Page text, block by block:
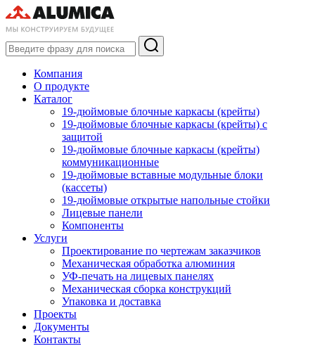
Компания
О продукте
Каталог
19-дюймовые блочные каркасы (крейты)
19-дюймовые блочные каркасы (крейты) с
защитой
19-дюймовые блочные каркасы (крейты)
коммуникационные
19-дюймовые вставные модульные блоки
(кассеты)
19-дюймовые открытые напольные стойки
Лицевые панели
Компоненты
Услуги
Проектирование по чертежам заказчиков
Механическая обработка алюминия
УФ-печать на лицевых панелях
Механическая сборка конструкций
Упаковка и доставка
Проекты
Документы
Контакты